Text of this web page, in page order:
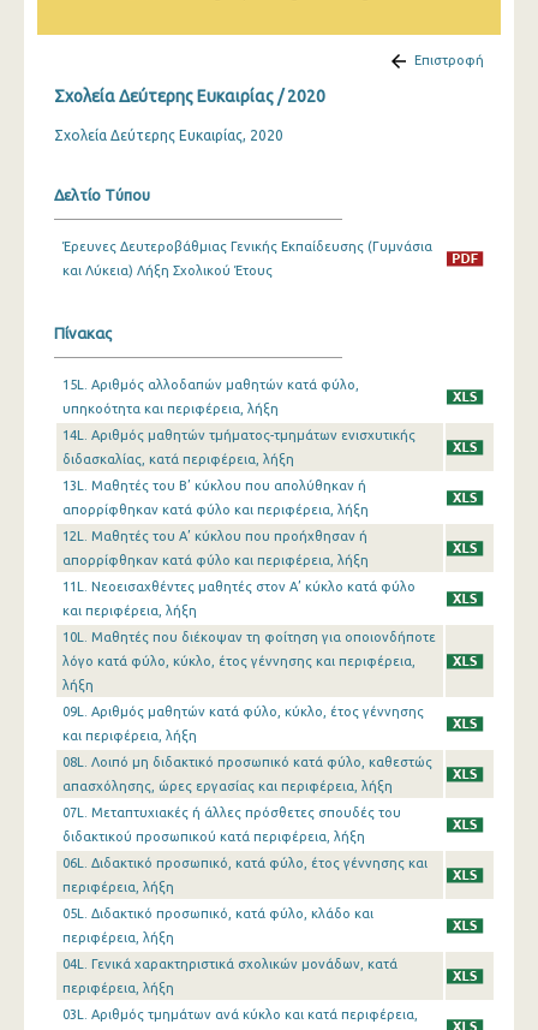
Επιστροφή
Σχολεία Δεύτερης Ευκαιρίας / 2020
Σχολεία Δεύτερης Ευκαιρίας, 2020
Δελτίο Τύπου
Έρευνες Δευτεροβάθμιας Γενικής Εκπαίδευσης (Γυμνάσια
και Λύκεια) Λήξη Σχολικού Έτους
Πίνακας
15L. Αριθμός αλλοδαπών μαθητών κατά φύλο,
υπηκοότητα και περιφέρεια, λήξη
14L. Αριθμός μαθητών τμήματος-τμημάτων ενισχυτικής
διδασκαλίας, κατά περιφέρεια, λήξη
13L. Μαθητές του Β’ κύκλου που απολύθηκαν ή
απορρίφθηκαν κατά φύλο και περιφέρεια, λήξη
12L. Μαθητές του Α’ κύκλου που προήχθησαν ή
απορρίφθηκαν κατά φύλο και περιφέρεια, λήξη
11L. Νεοεισαχθέντες μαθητές στον Α’ κύκλο κατά φύλο
και περιφέρεια, λήξη
10L. Μαθητές που διέκοψαν τη φοίτηση για οποιoνδήποτε
λόγο κατά φύλο, κύκλο, έτος γέννησης και περιφέρεια,
λήξη
09L. Αριθμός μαθητών κατά φύλο, κύκλο, έτος γέννησης
και περιφέρεια, λήξη
08L. Λοιπό μη διδακτικό προσωπικό κατά φύλο, καθεστώς
απασχόλησης, ώρες εργασίας και περιφέρεια, λήξη
07L. Μεταπτυχιακές ή άλλες πρόσθετες σπουδές του
διδακτικού προσωπικού κατά περιφέρεια, λήξη
06L. Διδακτικό προσωπικό, κατά φύλο, έτος γέννησης και
περιφέρεια, λήξη
05L. Διδακτικό προσωπικό, κατά φύλο, κλάδο και
περιφέρεια, λήξη
04L. Γενικά χαρακτηριστικά σχολικών μονάδων, κατά
περιφέρεια, λήξη
03L. Αριθμός τμημάτων ανά κύκλο και κατά περιφέρεια,